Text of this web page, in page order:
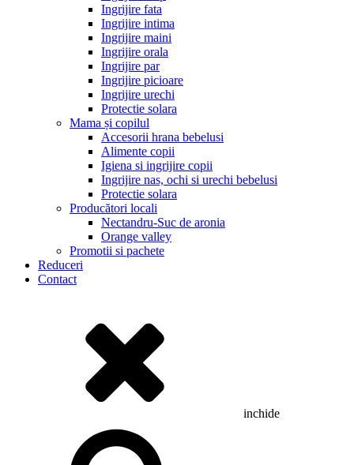
Ingrijire fata
Ingrijire intima
Ingrijire maini
Ingrijire orala
Ingrijire par
Ingrijire picioare
Ingrijire urechi
Protectie solara
Mama și copilul
Accesorii hrana bebelusi
Alimente copii
Igiena si ingrijire copii
Ingrijire nas, ochi si urechi bebelusi
Protectie solara
Producători locali
Nectandru-Suc de aronia
Orange valley
Promotii si pachete
Reduceri
Contact
inchide